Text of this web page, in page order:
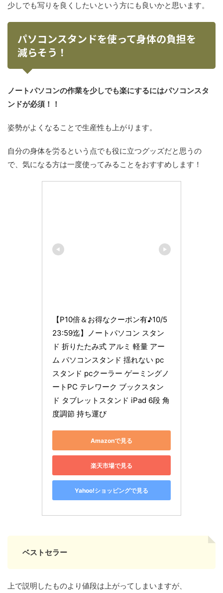
少しでも写りを良くしたいという方にも良いかと思います。
パソコンスタンドを使って身体の負担を
減らそう！
ノートパソコンの作業を少しでも楽にするにはパソコンスタ
ンドが必須！！
姿勢がよくなることで生産性も上がります。
自分の身体を労るという点でも役に立つグッズだと思うの
で、気になる方は一度使ってみることをおすすめします！
【P10倍＆お得なクーポン有♪10/5
23:59迄】ノートパソコン スタン
ド 折りたたみ式 アルミ 軽量 アー
ム パソコンスタンド 揺れない pc
スタンド pcクーラー ゲーミングノ
ートPC テレワーク ブックスタン
ド タブレットスタンド iPad 6段 角
度調節 持ち運び
Amazonで見る
楽天市場で見る
Yahoo!ショッピングで見る
ベストセラー
上で説明したものより値段は上がってしまいますが、